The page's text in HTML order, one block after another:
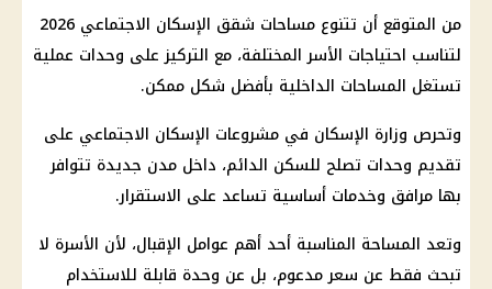
من المتوقع أن تتنوع مساحات شقق الإسكان الاجتماعي 2026
لتناسب احتياجات الأسر المختلفة، مع التركيز على وحدات عملية
تستغل المساحات الداخلية بأفضل شكل ممكن.
وتحرص وزارة الإسكان في مشروعات الإسكان الاجتماعي على
تقديم وحدات تصلح للسكن الدائم، داخل مدن جديدة تتوافر
بها مرافق وخدمات أساسية تساعد على الاستقرار.
وتعد المساحة المناسبة أحد أهم عوامل الإقبال، لأن الأسرة لا
تبحث فقط عن سعر مدعوم، بل عن وحدة قابلة للاستخدام